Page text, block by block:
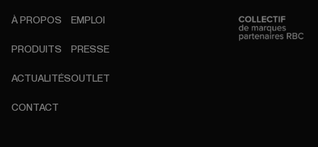
À PROPOS
PRODUITS
ACTUALITÉS
CONTACT
EMPLOI
PRESSE
OUTLET